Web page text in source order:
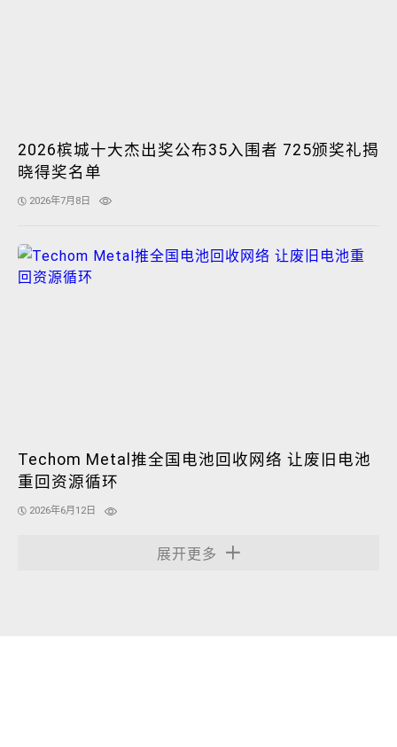
2026槟城十大杰出奖公布35入围者 725颁奖礼揭
晓得奖名单
2026年7月8日
Techom Metal推全国电池回收网络 让废旧电池
重回资源循环
2026年6月12日
展开更多